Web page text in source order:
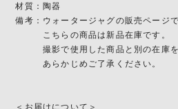
材質：陶器
備考：ウォータージャグの販売ページで
こちらの商品は新品在庫です。
撮影で使用した商品と別の在庫を
あらかじめご了承ください。
＜お届けについて＞